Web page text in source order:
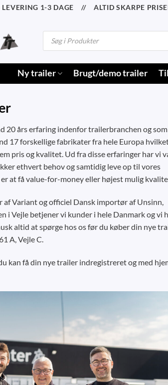
1-3 DAGE // ALTID SKARPE
Products
search
Ny trailer Brugt/demo trailer
20 års erfaring indenfor trailerbranchen og som
17 forskellige fabrikater fra hele Europa
pris og kvalitet. Ud fra disse erfaringer har vi
ethvert behov og samtidig leve op til vores
at få value-for-money eller højest mulig
Variant og officiel Dansk importør af Unsinn,
i Vejle betjener vi kunder i hele Danmark og vi
altid at spørge hos os før du køber din nye
A, Vejle C.
kan få din nye trailer indregistreret og med